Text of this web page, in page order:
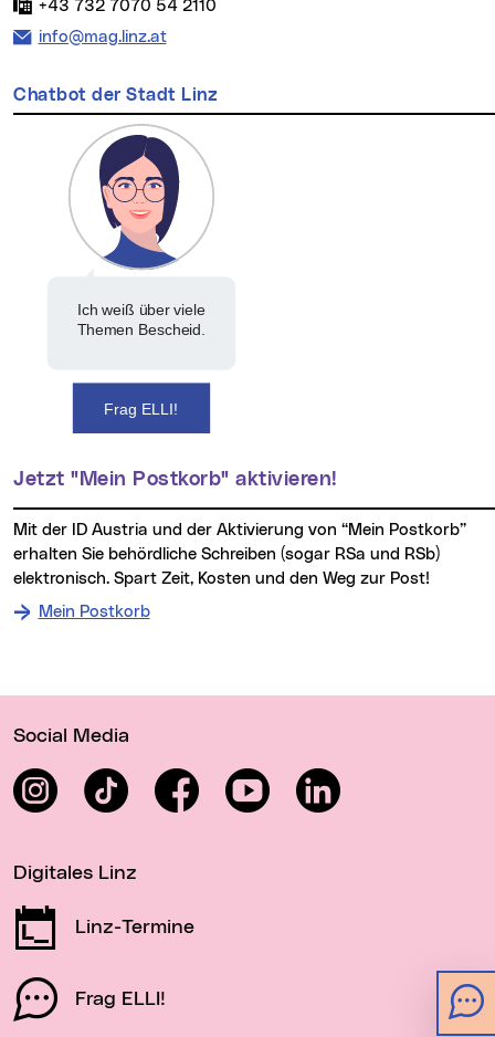
Fax:
+43 732 7070 54 2110
E-Mail Adresse:
info@mag.linz.at
Chatbot der Stadt Linz
Ich weiß über viele
Themen Bescheid.
Frag ELLI!
Jetzt "Mein Postkorb" aktivieren!
Mit der ID Austria und der Aktivierung von “Mein Postkorb”
erhalten Sie behördliche Schreiben (sogar RSa und RSb)
elektronisch. Spart Zeit, Kosten und den Weg zur Post!
Mein Postkorb
Social Media
InstagramTikTok FacebookYouTube LinkedIn
Digitales Linz
Linz-Termine
Frag ELLI!